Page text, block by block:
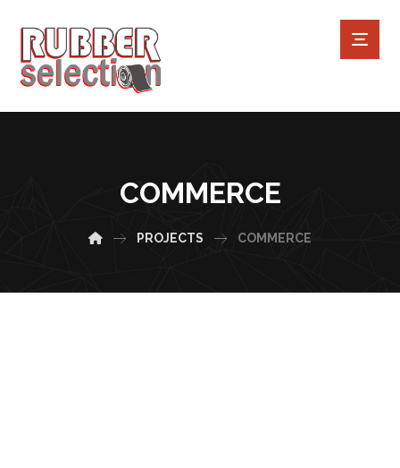
COMMERCE
PROJECTS COMMERCE